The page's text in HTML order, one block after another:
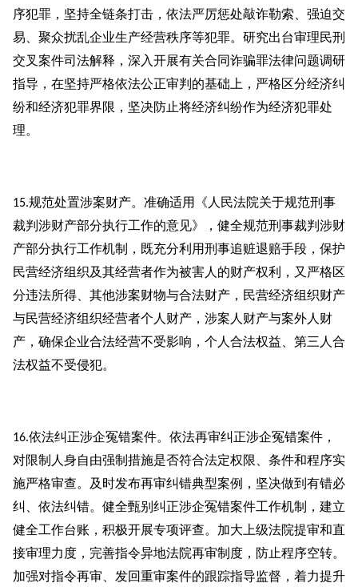
序犯罪，坚持全链条打击，依法严厉惩处敲诈勒索、强迫交
易、聚众扰乱企业生产经营秩序等犯罪。研究出台审理民刑
交叉案件司法解释，深入开展有关合同诈骗罪法律问题调研
指导，在坚持严格依法公正审判的基础上，严格区分经济纠
纷和经济犯罪界限，坚决防止将经济纠纷作为经济犯罪处
理。
15.规范处置涉案财产。准确适用《人民法院关于规范刑事
裁判涉财产部分执行工作的意见》，健全规范刑事裁判涉财
产部分执行工作机制，既充分利用刑事追赃退赔手段，保护
民营经济组织及其经营者作为被害人的财产权利，又严格区
分违法所得、其他涉案财物与合法财产，民营经济组织财产
与民营经济组织经营者个人财产，涉案人财产与案外人财
产，确保企业合法经营不受影响，个人合法权益、第三人合
法权益不受侵犯。
16.依法纠正涉企冤错案件。依法再审纠正涉企冤错案件，
对限制人身自由强制措施是否符合法定权限、条件和程序实
施严格审查。及时发布再审纠错典型案例，坚决做到有错必
纠、依法纠错。健全甄别纠正涉企冤错案件工作机制，建立
健全工作台账，积极开展专项评查。加大上级法院提审和直
接审理力度，完善指令异地法院再审制度，防止程序空转。
加强对指令再审、发回重审案件的跟踪指导监督，着力提升